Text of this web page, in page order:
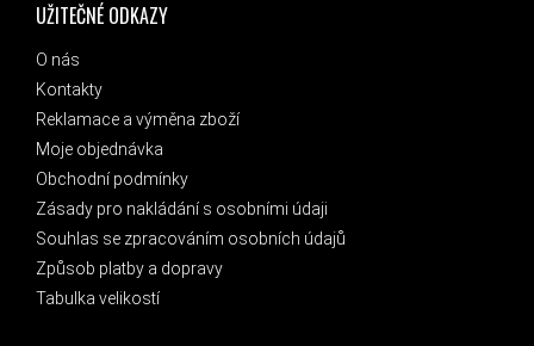
UŽITEČNÉ ODKAZY
O nás
Kontakty
Reklamace a výměna zboží
Moje objednávka
Obchodní podmínky
Zásady pro nakládání s osobními údaji
Souhlas se zpracováním osobních údajů
Způsob platby a dopravy
Tabulka velikostí